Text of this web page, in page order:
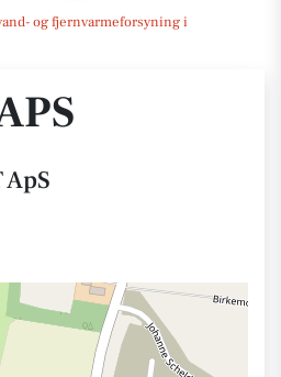
og fjernvarmeforsyning i